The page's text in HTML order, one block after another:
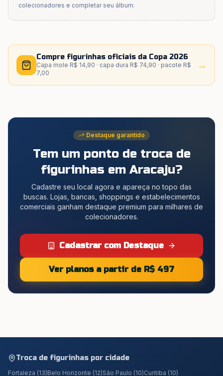
colecionadores e completar seu álbum.
Compre figurinhas oficiais da Copa 2026
Capa mole R$ 14,90 · capa dura R$ 74,90 · pacote R$
7,00
→
Destaque garantido
Tem um ponto de troca de
figurinhas em Aracaju?
Cadastre seu local agora e apareça no topo das
buscas. Lojas, bancas, shoppings e estabelecimentos
comerciais ganham destaque premium para milhares de
colecionadores.
Cadastrar com Destaque
Ver planos a partir de R$ 497
Troca de figurinhas por cidade
Fortaleza (13)Belo Horizonte (12)São Paulo (10)Curitiba (10)